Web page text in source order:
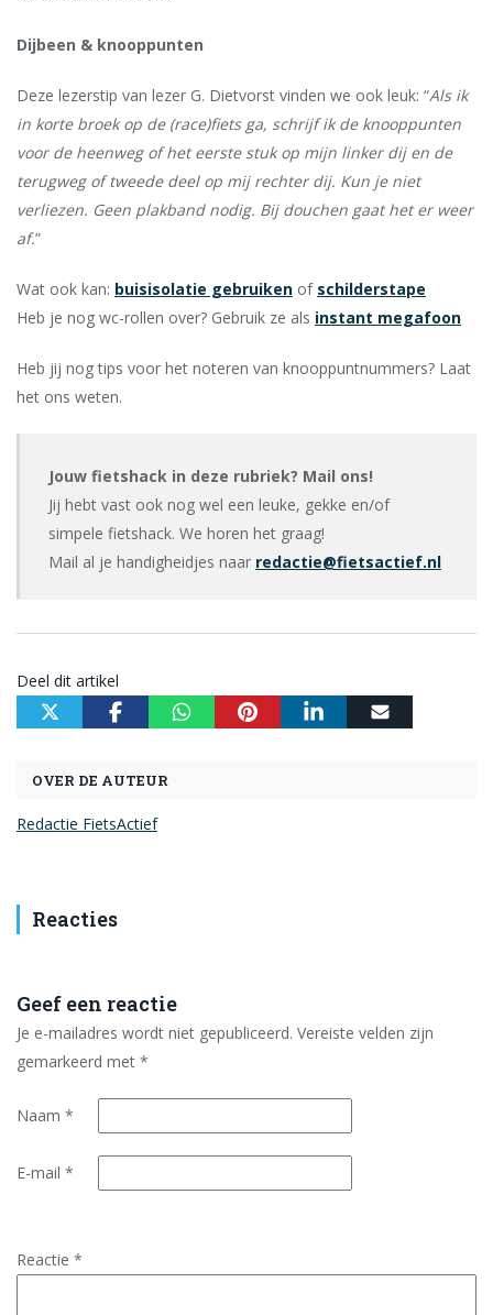
Dijbeen & knooppunten
Deze lezerstip van lezer G. Dietvorst vinden we ook leuk: “Als ik
in korte broek op de (race)fiets ga, schrijf ik de knooppunten
voor de heenweg of het eerste stuk op mijn linker dij en de
terugweg of tweede deel op mij rechter dij. Kun je niet
verliezen. Geen plakband nodig. Bij douchen gaat het er weer
af.”
Wat ook kan: buisisolatie gebruiken of schilderstape
Heb je nog wc-rollen over? Gebruik ze als instant megafoon
Heb jij nog tips voor het noteren van knooppuntnummers? Laat
het ons weten.
Jouw fietshack in deze rubriek? Mail ons!
Jij hebt vast ook nog wel een leuke, gekke en/of
simpele fietshack. We horen het graag!
Mail al je handigheidjes naar redactie@fietsactief.nl
Deel dit artikel
OVER DE AUTEUR
Redactie FietsActief
Reacties
Geef een reactie
Je e-mailadres wordt niet gepubliceerd. Vereiste velden zijn
gemarkeerd met *
Naam *
E-mail *
Reactie *